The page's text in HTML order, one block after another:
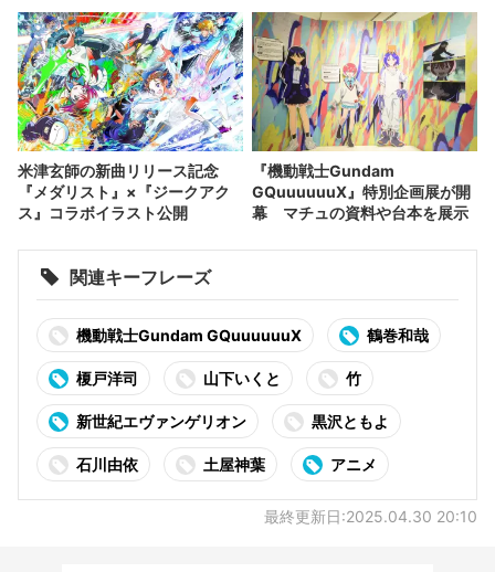
米津玄師の新曲リリース記念
『メダリスト』×『ジークアク
ス』コラボイラスト公開
『機動戦士Gundam
GQuuuuuuX』特別企画展が開
幕 マチュの資料や台本を展示
関連キーフレーズ
機動戦士Gundam GQuuuuuuX 鶴巻和哉
榎戸洋司 山下いくと 竹
新世紀エヴァンゲリオン 黒沢ともよ
石川由依 土屋神葉 アニメ
最終更新日:2025.04.30 20:10